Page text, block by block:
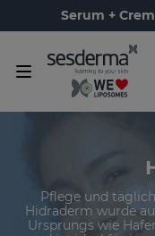
Serum +
Pflege und
Hidraderm wurde
Ursprungs wie